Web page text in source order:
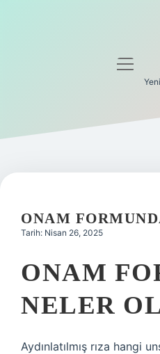
Gizlilik Politikası
Yasal Uyarı
menüyü
ONAM
Tarih: Nisan 26, 2025
ONAM
NELER
Aydınlatılmış rıza hangi